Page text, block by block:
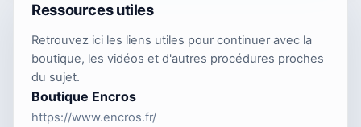
Ressources utiles
Retrouvez ici les liens utiles pour continuer avec la
boutique, les vidéos et d'autres procédures proches
du sujet.
Boutique Encros
https://www.encros.fr/